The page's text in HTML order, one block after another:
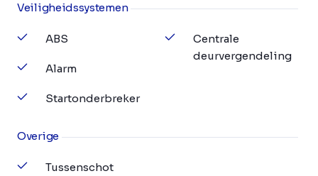
Veiligheidssystemen
ABS
Alarm
Startonderbreker
Centrale
deurvergendeling
Overige
Tussenschot